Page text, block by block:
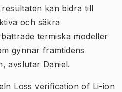
kan bidra till
och säkra
termiska modeller
gynnar framtidens
avslutar Daniel.
Loss verification of Li-ion